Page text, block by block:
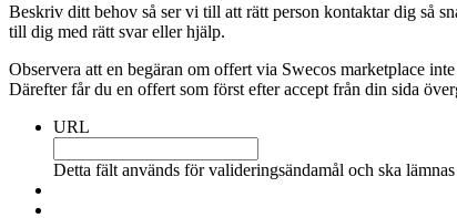
Beskriv ditt behov så ser vi till att rätt person kontaktar dig så
till dig med rätt svar eller hjälp.
Observera att en begäran om offert via Swecos marketplace
Därefter får du en offert som först efter accept från din sida
URL
Detta fält används för valideringsändamål och ska